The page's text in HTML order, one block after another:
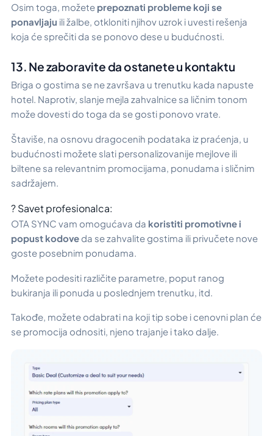
Osim toga, možete prepoznati probleme koji se
ponavljaju ili žalbe, otkloniti njihov uzrok i uvesti rešenja
koja će sprečiti da se ponovo dese u budućnosti.
13. Ne zaboravite da ostanete u kontaktu
Briga o gostima se ne završava u trenutku kada napuste
hotel. Naprotiv, slanje mejla zahvalnice sa ličnim tonom
može dovesti do toga da se gosti ponovo vrate.
Štaviše, na osnovu dragocenih podataka iz praćenja, u
budućnosti možete slati personalizovanije mejlove ili
biltene sa relevantnim promocijama, ponudama i sličnim
sadržajem.
? Savet profesionalca:
OTA SYNC vam omogućava da koristiti promotivne i
popust kodove da se zahvalite gostima ili privučete nove
goste posebnim ponudama.
Možete podesiti različite parametre, poput ranog
bukiranja ili ponuda u poslednjem trenutku, itd.
Takođe, možete odabrati na koji tip sobe i cenovni plan će
se promocija odnositi, njeno trajanje i tako dalje.